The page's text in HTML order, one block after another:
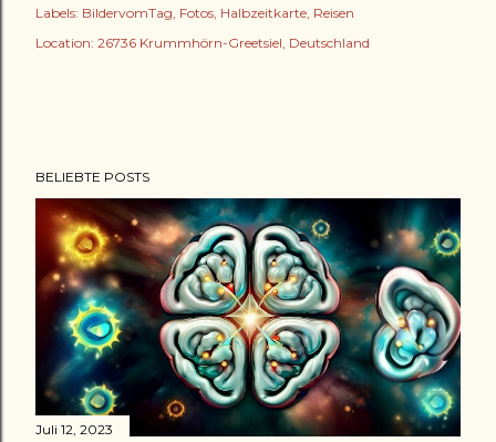
Labels: BildervomTag Fotos Halbzeitkarte Reisen
Location: 26736 Krummhörn-Greetsiel, Deutschland
BELIEBTE POSTS
Juli 12, 2023